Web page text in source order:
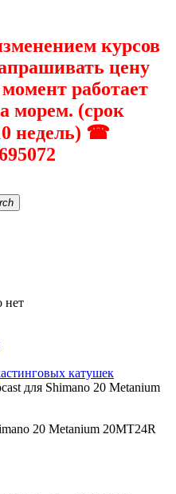
курсов
цену
работает
морем. (срок
недель) ☎
нет
катушек
для Shimano 20 Metanium